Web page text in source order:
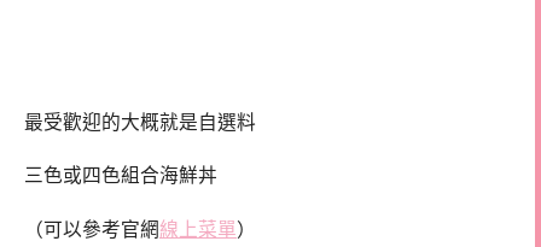
最受歡迎的大概就是自選料
三色或四色組合海鮮丼
（可以參考官網線上菜單）